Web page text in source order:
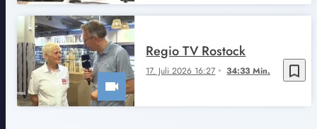
bookmark_border
17. Juli 2026 16:27 34:33 Min.
Regio TV Rostock